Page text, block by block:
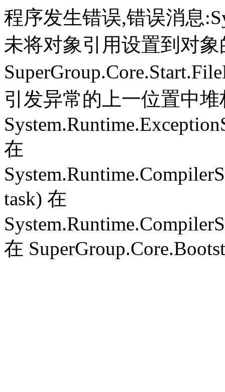
程序发生错误,错误消息
未将对象引用设置到对
引发异常的上一位置中
在
task) 在
在